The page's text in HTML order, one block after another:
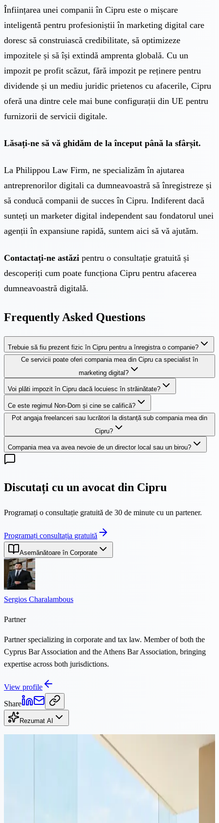
Înființarea unei companii în Cipru este o mișcare
inteligentă pentru profesioniștii în marketing digital care
doresc să construiască credibilitate, să optimizeze
impozitele și să își extindă amprenta globală. Cu un
impozit pe profit scăzut, fără impozit pe reținere pentru
dividende și un mediu juridic prietenos cu afacerile, Cipru
oferă una dintre cele mai bune configurații din UE pentru
furnizorii de servicii digitale.
Lăsați-ne să vă ghidăm de la început până la sfârșit.
La Philippou Law Firm, ne specializăm în ajutarea
antreprenorilor digitali ca dumneavoastră să înregistreze și
să conducă companii de succes în Cipru. Indiferent dacă
sunteți un marketer digital independent sau fondatorul unei
agenții în expansiune rapidă, suntem aici să vă ajutăm.
Contactați-ne astăzi pentru o consultație gratuită și
descoperiți cum poate funcționa Cipru pentru afacerea
dumneavoastră digitală.
Frequently Asked Questions
Trebuie să fiu prezent fizic în Cipru pentru a înregistra o companie?
Ce servicii poate oferi compania mea din Cipru ca specialist în
marketing digital?
Voi plăti impozit în Cipru dacă locuiesc în străinătate?
Ce este regimul Non-Dom și cine se califică?
Pot angaja freelanceri sau lucrători la distanță sub compania mea din
Cipru?
Compania mea va avea nevoie de un director local sau un birou?
Discutați cu un avocat din Cipru
Programați o consultație gratuită de 30 de minute cu un partener.
Programați consultația gratuită
Asemănătoare în Corporate
Sergios Charalambous
Partner
Partner specializing in corporate and tax law. Member of both the
Cyprus Bar Association and the Athens Bar Association, bringing
expertise across both jurisdictions.
View profile
Share
Rezumat AI
Costul înregistrării unei companii în Cipru: taxe de înființare și
Costul total al înregistrării unei companii în Cipru depinde de mult